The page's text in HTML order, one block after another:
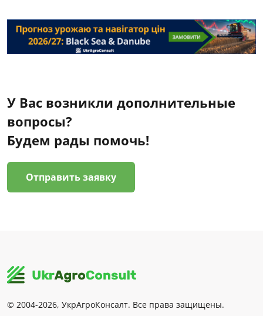
У Вас возникли дополнительные
вопросы?
Будем рады помочь!
Отправить заявку
© 2004-2026, УкрАгроКонсалт. Все права защищены.